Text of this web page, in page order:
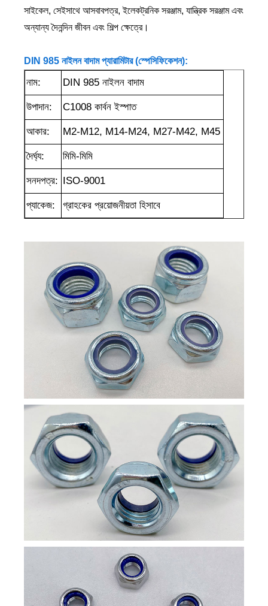
সাইকেল, সেইসাথে আসবাবপত্র, ইলেকট্রনিক সরঞ্জাম, যান্ত্রিক সরঞ্জাম এবং
অন্যান্য দৈনন্দিন জীবন এবং শিল্প ক্ষেত্রে।
DIN 985 নাইলন বাদাম প্যারামিটার (স্পেসিফিকেশন):
নাম: DIN 985 নাইলন বাদাম
উপাদান: C1008 কার্বন ইস্পাত
আকার: M2-M12, M14-M24, M27-M42, M45
দৈর্ঘ্য: মিমি-মিমি
সনদপত্র: ISO-9001
প্যাকেজ: গ্রাহকের প্রয়োজনীয়তা হিসাবে